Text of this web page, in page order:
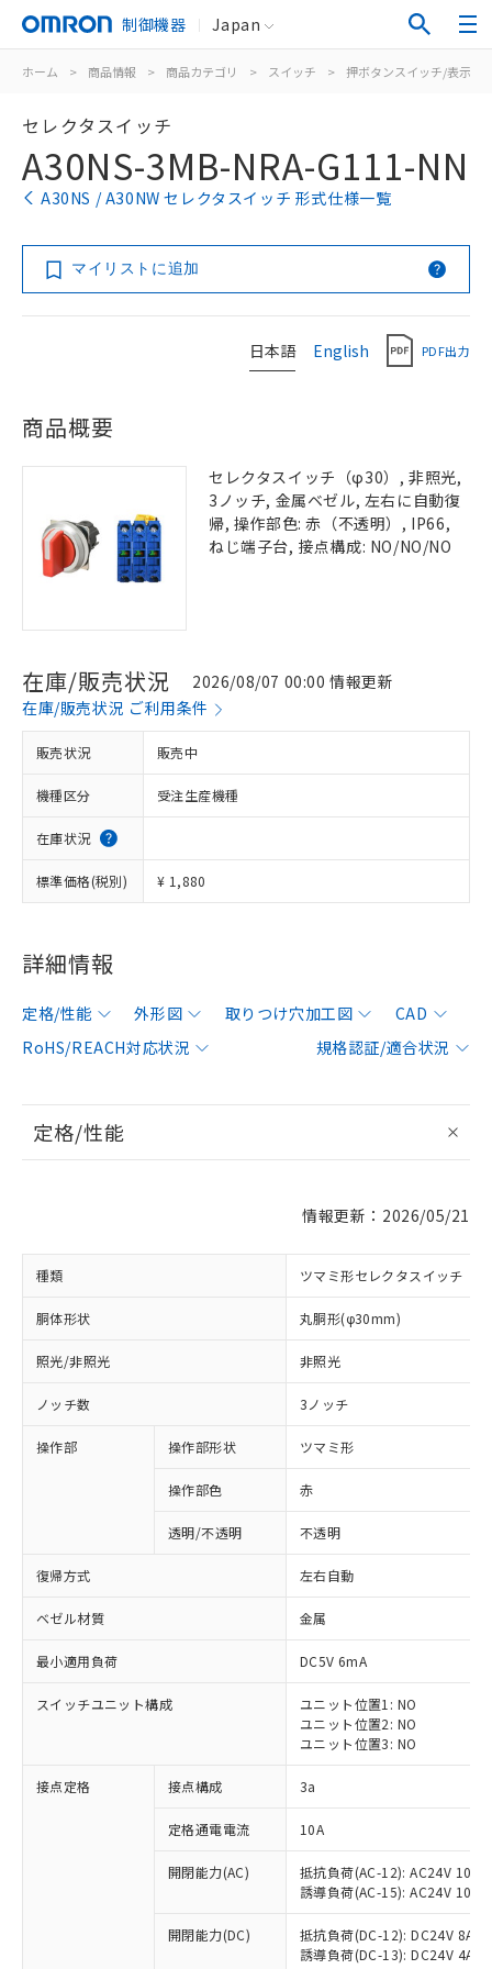
制御機器 Japan
ホーム > 商品情報 > 商品カテゴリ > スイッチ > 押ボタンスイッチ/表示灯
セレクタスイッチ
A30NS-3MB-NRA-G111-NN
A30NS / A30NW セレクタスイッチ 形式仕様一覧
マイリストに追加
日本語 English PDF出力
商品概要
セレクタスイッチ（φ30）, 非照光,
3ノッチ, 金属ベゼル, 左右に自動復
帰, 操作部色: 赤（不透明）, IP66,
ねじ端子台, 接点構成: NO/NO/NO
在庫/販売状況
2026/08/07 00:00 情報更新
在庫/販売状況 ご利用条件
販売状況 販売中
機種区分 受注生産機種
在庫状況
標準価格(税別) ¥ 1,880
詳細情報
定格/性能 外形図 取りつけ穴加工図
CAD
RoHS/REACH対応状況
規格認証/適合状況
定格/性能
情報更新：2026/05/21
種類 ツマミ形セレクタスイッチ
胴体形状 丸胴形(φ30mm)
照光/非照光 非照光
ノッチ数 3ノッチ
操作部 操作部形状 ツマミ形
操作部色 赤
透明/不透明 不透明
復帰方式 左右自動
ベゼル材質 金属
最小適用負荷 DC5V 6mA
スイッチユニット構成
ユニット位置1: NO
ユニット位置2: NO
ユニット位置3: NO
接点定格 接点構成 3a
定格通電電流 10A
開閉能力(AC)
抵抗負荷(AC-12): AC24V 10A/
誘導負荷(AC-15): AC24V
開閉能力(DC)
抵抗負荷(DC-12): DC24V 8A/
誘導負荷(DC-13): DC24V 4A/
ご利用条件
対応済み：EU RoHS指令（10物質）の
非含有に対応した製品が提供可能な商品で
有に対応した製品に切り替える予定のある